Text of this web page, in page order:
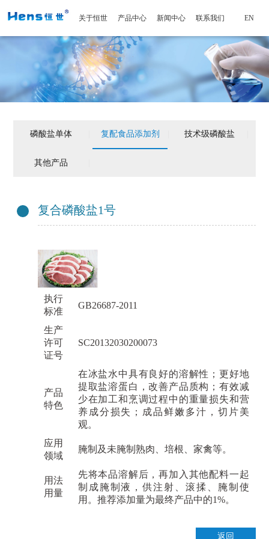
关于恒世 产品中心 新闻中心 联系我们 EN
磷酸盐单体 复配食品添加剂 技术级磷酸盐
其他产品
复合磷酸盐1号
执行
标准
GB26687-2011
生产
许可
证号
SC20132030200073
产品
特色
在冰盐水中具有良好的溶解性；更好地
提取盐溶蛋白，改善产品质构；有效减
少在加工和烹调过程中的重量损失和营
养成分损失；成品鲜嫩多汁，切片美
观。
应用
领域
腌制及未腌制熟肉、培根、家禽等。
用法
用量
先将本品溶解后，再加入其他配料一起
制成腌制液，供注射、滚揉、腌制使
用。推荐添加量为最终产品中的1%。
返回